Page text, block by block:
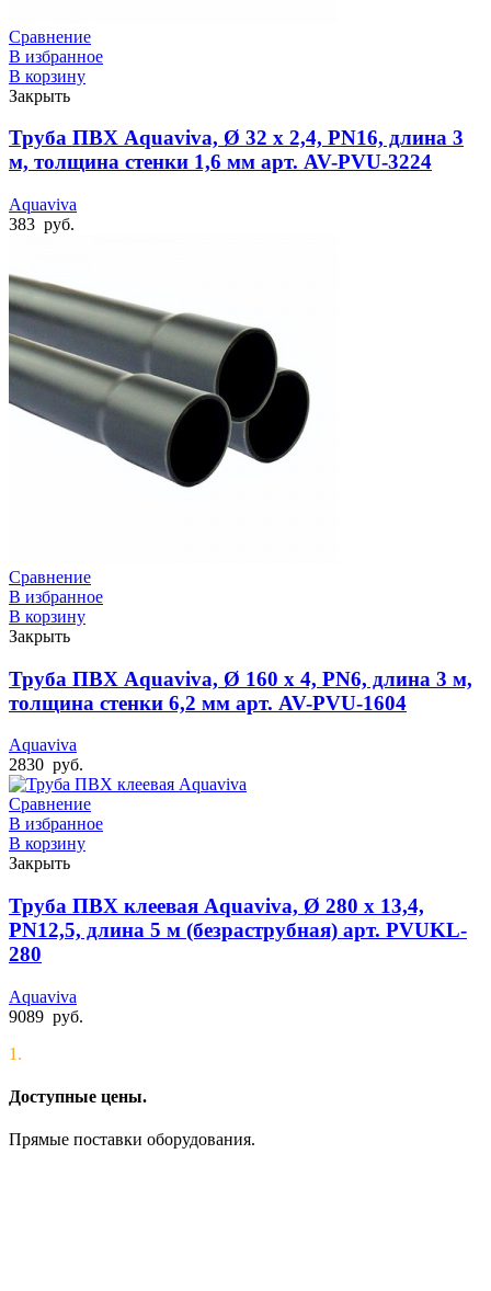
Сравнение
В избранное
В корзину
Закрыть
Труба ПВХ Aquaviva, Ø 32 x 2,4, PN16, длина 3
м, толщина стенки 1,6 мм арт. AV-PVU-3224
Aquaviva
383 руб.
Сравнение
В избранное
В корзину
Закрыть
Труба ПВХ Aquaviva, Ø 160 x 4, PN6, длина 3 м,
толщина стенки 6,2 мм арт. AV-PVU-1604
Aquaviva
2830 руб.
Сравнение
В избранное
В корзину
Закрыть
Труба ПВХ клеевая Aquaviva, Ø 280 x 13,4,
PN12,5, длина 5 м (безраструбная) арт. PVUKL-
280
Aquaviva
9089 руб.
1.
Доступные цены.
Прямые поставки оборудования.